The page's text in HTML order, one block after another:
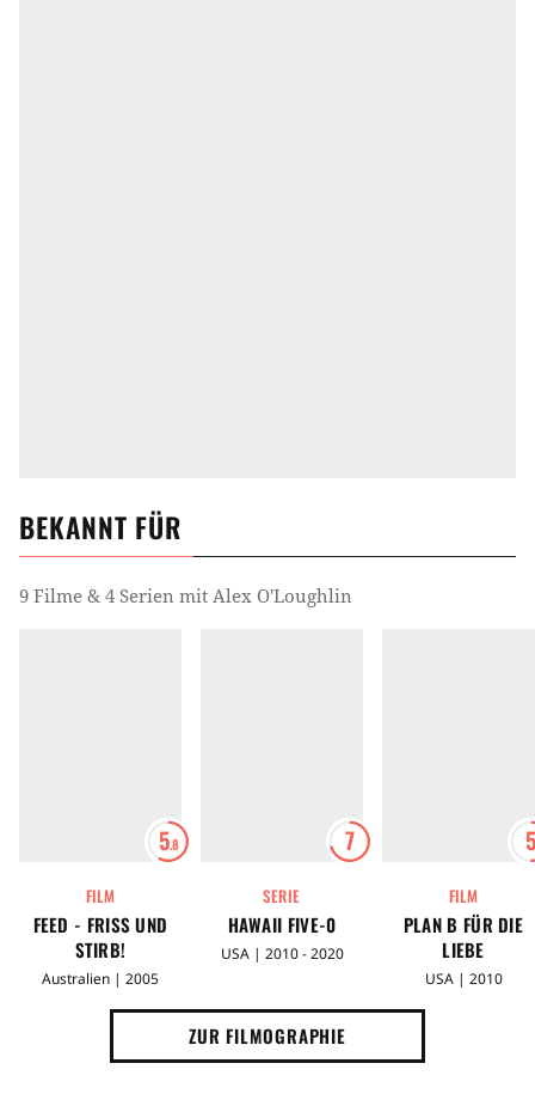
BEKANNT FÜR
9 Filme & 4 Serien mit Alex O'Loughlin
5.8
FILM
FEED - FRISS UND
STIRB!
Australien | 2005
7
SERIE
HAWAII FIVE-0
USA | 2010 - 2020
FILM
PLAN B FÜR DIE
LIEBE
USA | 2010
ZUR FILMOGRAPHIE